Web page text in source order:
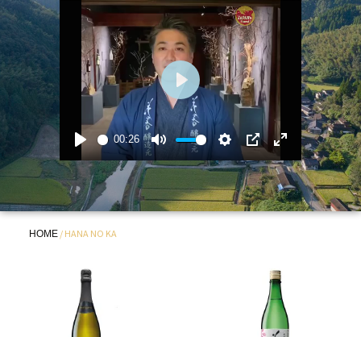
Play
00:26
Mute Settings
PIP Enter
fullscreen
Play
HOME / HANA NO KA